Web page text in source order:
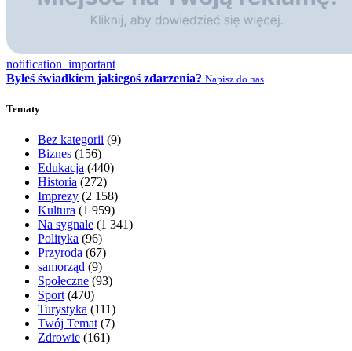
notification_important
Byłeś świadkiem jakiegoś zdarzenia? Napisz do nas
Tematy
Bez kategorii (9)
Biznes (156)
Edukacja (440)
Historia (272)
Imprezy (2 158)
Kultura (1 959)
Na sygnale (1 341)
Polityka (96)
Przyroda (67)
samorząd (9)
Społeczne (93)
Sport(470)
Turystyka (111)
Twój Temat(7)
Zdrowie (161)